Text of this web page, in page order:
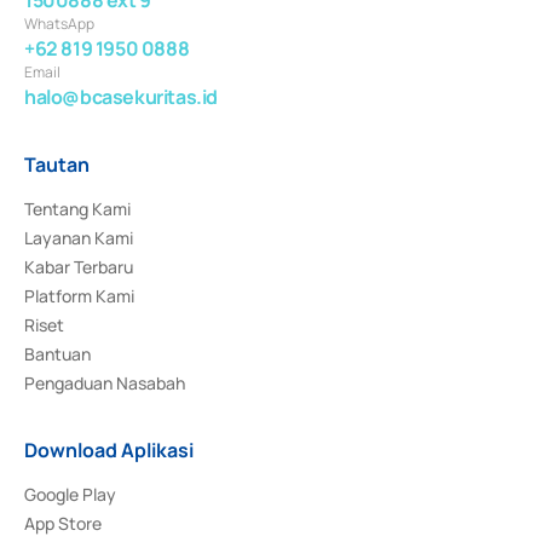
WhatsApp
+62 819 1950 0888
Email
halo@bcasekuritas.id
Tautan
Tentang Kami
Layanan Kami
Kabar Terbaru
Platform Kami
Riset
Bantuan
Pengaduan Nasabah
Download Aplikasi
Google Play
App Store